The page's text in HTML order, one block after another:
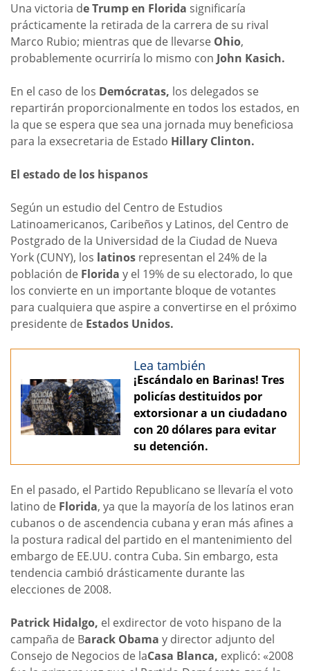
Una victoria de Trump en Florida significaría
prácticamente la retirada de la carrera de su rival
Marco Rubio; mientras que de llevarse Ohio,
probablemente ocurriría lo mismo con John Kasich.
En el caso de los Demócratas, los delegados se
repartirán proporcionalmente en todos los estados, en
la que se espera que sea una jornada muy beneficiosa
para la exsecretaria de Estado Hillary Clinton.
El estado de los hispanos
Según un estudio del Centro de Estudios
Latinoamericanos, Caribeños y Latinos, del Centro de
Postgrado de la Universidad de la Ciudad de Nueva
York (CUNY), los latinos representan el 24% de la
población de Florida y el 19% de su electorado, lo que
los convierte en un importante bloque de votantes
para cualquiera que aspire a convertirse en el próximo
presidente de Estados Unidos.
Lea también
¡Escándalo en Barinas! Tres
policías destituidos por
extorsionar a un ciudadano
con 20 dólares para evitar
su detención.
En el pasado, el Partido Republicano se llevaría el voto
latino de Florida, ya que la mayoría de los latinos eran
cubanos o de ascendencia cubana y eran más afines a
la postura radical del partido en el mantenimiento del
embargo de EE.UU. contra Cuba. Sin embargo, esta
tendencia cambió drásticamente durante las
elecciones de 2008.
Patrick Hidalgo, el exdirector de voto hispano de la
campaña de Barack Obama y director adjunto del
Consejo de Negocios de laCasa Blanca, explicó: «2008